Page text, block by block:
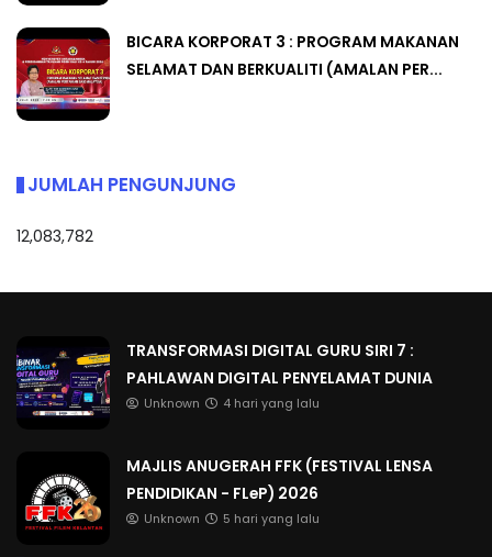
BICARA KORPORAT 3 : PROGRAM MAKANAN
SELAMAT DAN BERKUALITI (AMALAN PER...
JUMLAH PENGUNJUNG
12,083,782
TRANSFORMASI DIGITAL GURU SIRI 7 :
PAHLAWAN DIGITAL PENYELAMAT DUNIA
Unknown 4 hari yang lalu
MAJLIS ANUGERAH FFK (FESTIVAL LENSA
PENDIDIKAN - FLeP) 2026
Unknown 5 hari yang lalu